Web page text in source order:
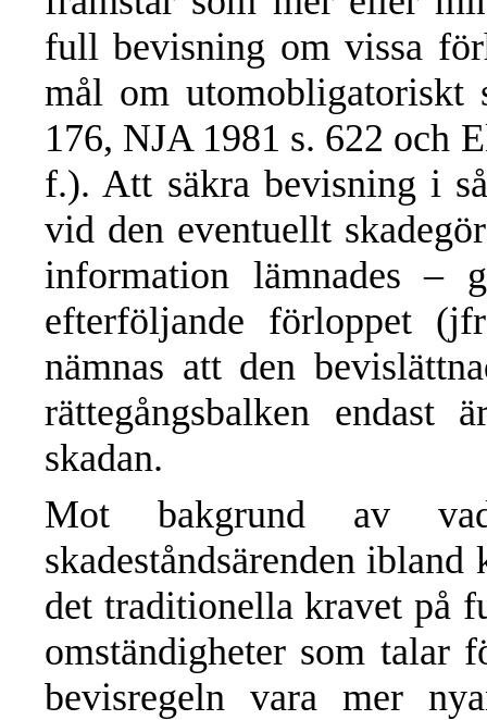
full bevisning om vissa
mål om utomobligatoriskt
176, NJA 1981 s. 622 och
f.). Att säkra bevisning i
vid den eventuellt
information lämnades –
efterföljande förloppet
nämnas att den
rättegångsbalken
skadan.
Mot bakgrund av
skadeståndsärenden
det traditionella kravet på
omständigheter som talar
bevisregeln vara mer